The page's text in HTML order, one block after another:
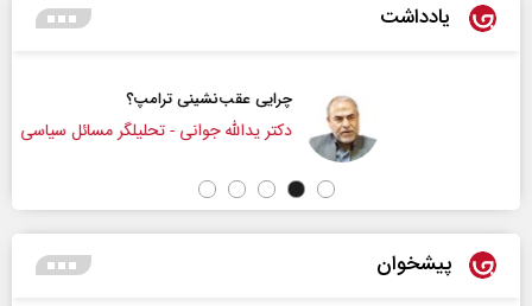
یادداشت
چرایی عقب‌نشینی ترامپ؟
دکتر یدالله جوانی - تحلیلگر مسائل سیاسی
پیشخوان